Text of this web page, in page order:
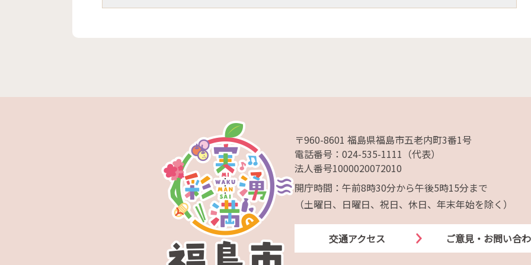
〒960-8601 福島県福島市五老内町3番1号
電話番号：024-535-1111（代表）
法人番号1000020072010
開庁時間：午前8時30分から午後5時15分まで
（土曜日、日曜日、祝日、休日、年末年始を除く）
交通アクセス ご意見・お問い合